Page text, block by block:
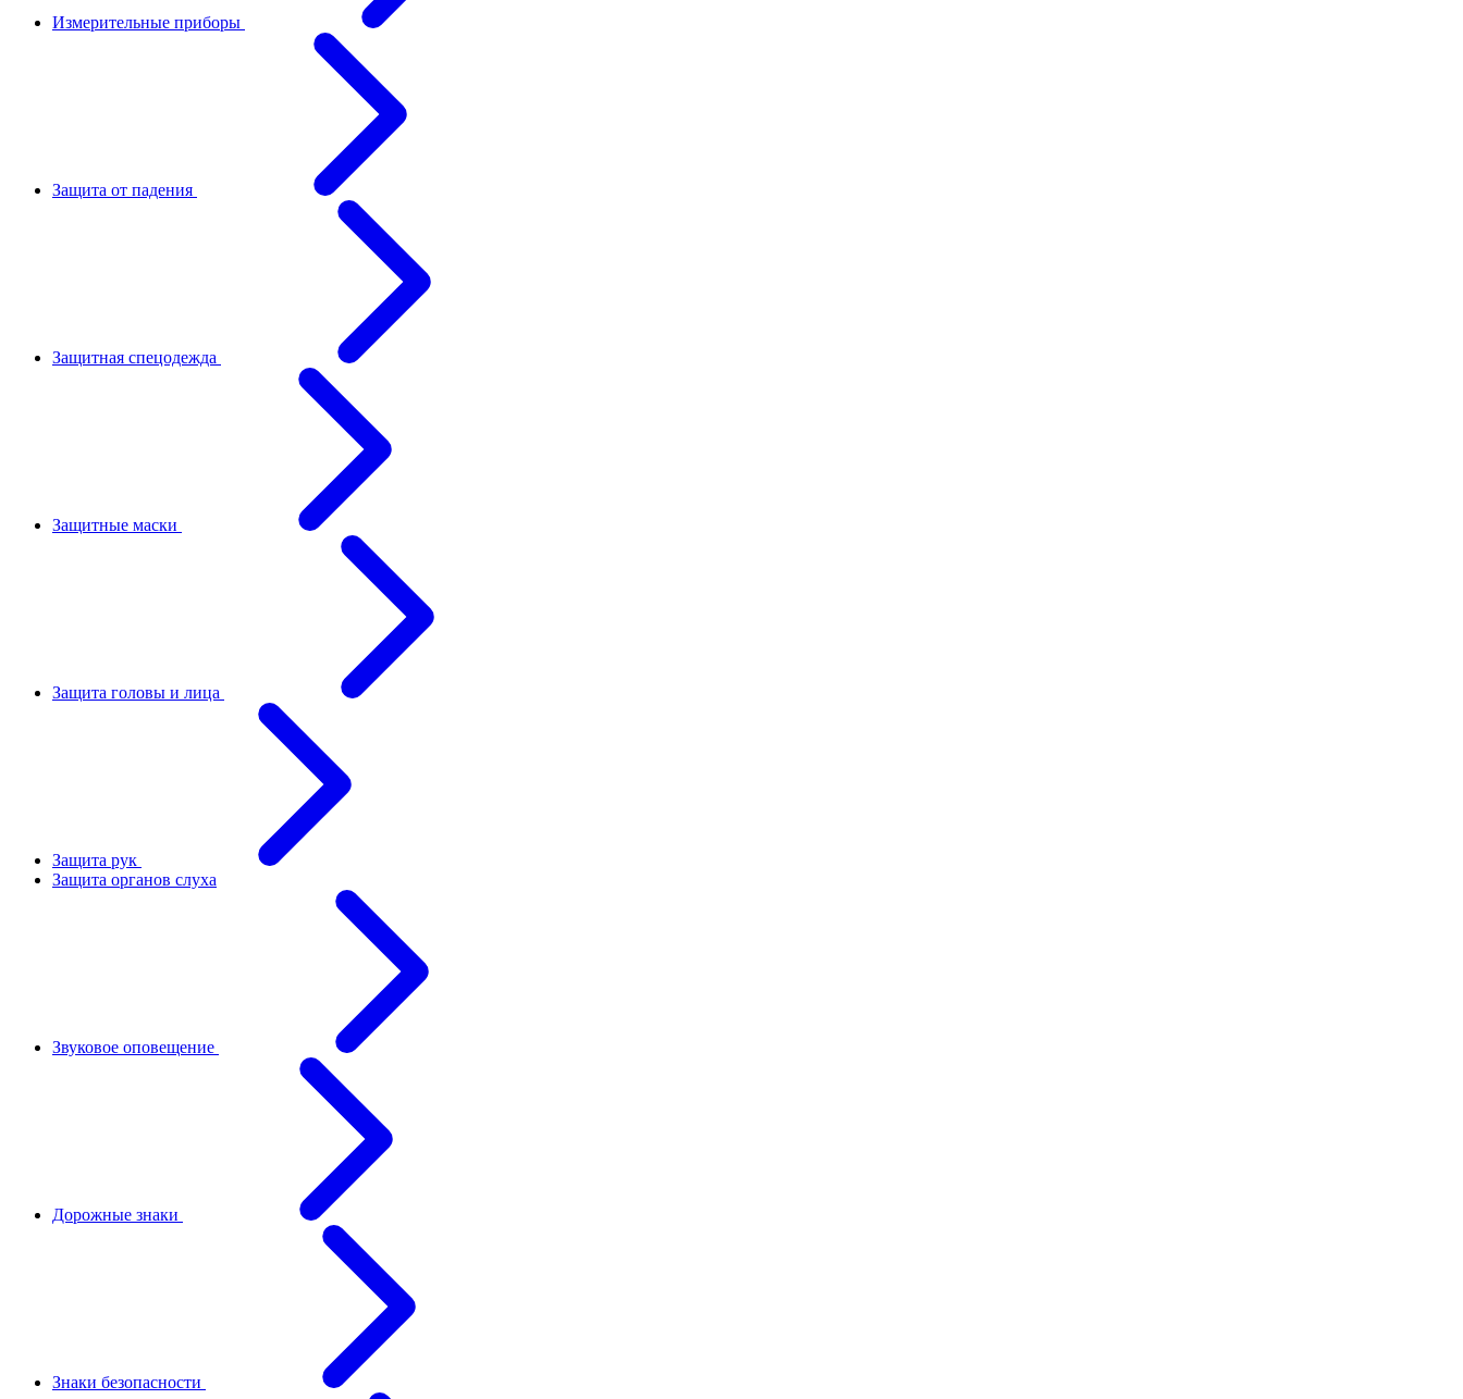
Измерительные приборы
Защита от падения
Защитная спецодежда
Защитные маски
Защита головы и лица
Защита рук
Защита органов слуха
Звуковое оповещение
Дорожные знаки
Знаки безопасности